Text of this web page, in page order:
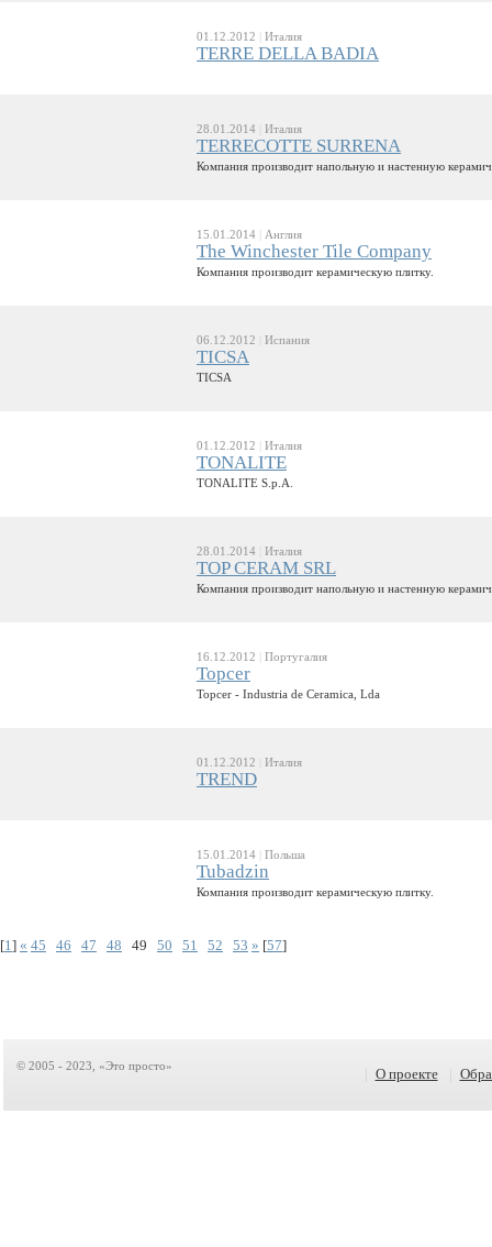
01.12.2012 Италия
TERRE DELLA BADIA
28.01.2014 Италия
TERRECOTTE SURRENA
Компания производит напольную и настенную
15.01.2014 Англия
The Winchester Tile Company
Компания производит керамическую плитку.
06.12.2012 Испания
TICSA
TICSA
01.12.2012 Италия
TONALITE
TONALITE S.p.A.
28.01.2014 Италия
TOP CERAM SRL
Компания производит напольную и настенную
16.12.2012 Португалия
Topcer
Topcer - Industria de Ceramica, Lda
01.12.2012 Италия
TREND
15.01.2014 Польша
Tubadzin
Компания производит керамическую плитку.
[1 ] « 45 46 47 48 49 50 51 52 53 » [57]
© 2005 - 2023, «Это просто» О проекте